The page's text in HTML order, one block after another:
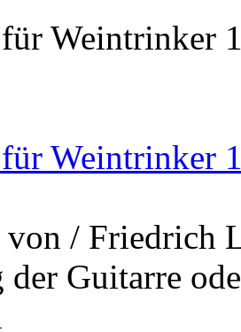
Weintrinker
Weintrinker
/ Friedrich
der Guitarre